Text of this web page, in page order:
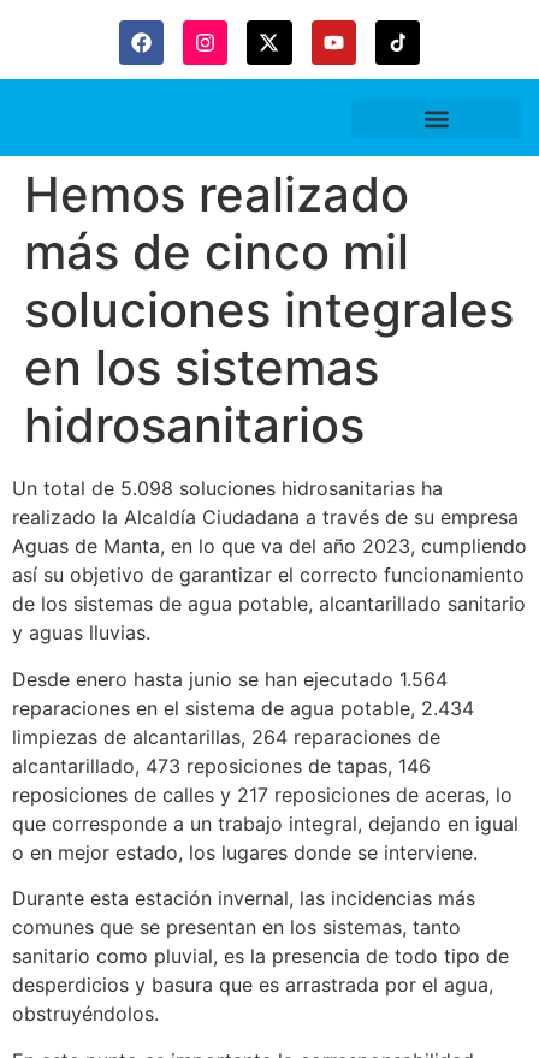
Hemos realizado
más de cinco mil
soluciones integrales
en los sistemas
hidrosanitarios
Un total de 5.098 soluciones hidrosanitarias ha
realizado la Alcaldía Ciudadana a través de su empresa
Aguas de Manta, en lo que va del año 2023, cumpliendo
así su objetivo de garantizar el correcto funcionamiento
de los sistemas de agua potable, alcantarillado sanitario
y aguas lluvias.
Desde enero hasta junio se han ejecutado 1.564
reparaciones en el sistema de agua potable, 2.434
limpiezas de alcantarillas, 264 reparaciones de
alcantarillado, 473 reposiciones de tapas, 146
reposiciones de calles y 217 reposiciones de aceras, lo
que corresponde a un trabajo integral, dejando en igual
o en mejor estado, los lugares donde se interviene.
Durante esta estación invernal, las incidencias más
comunes que se presentan en los sistemas, tanto
sanitario como pluvial, es la presencia de todo tipo de
desperdicios y basura que es arrastrada por el agua,
obstruyéndolos.